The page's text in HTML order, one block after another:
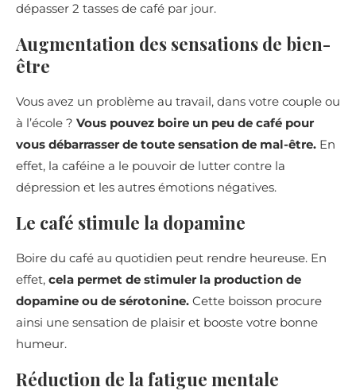
dépasser 2 tasses de café par jour.
Augmentation des sensations de bien-
être
Vous avez un problème au travail, dans votre couple ou
à l’école ? Vous pouvez boire un peu de café pour
vous débarrasser de toute sensation de mal-être. En
effet, la caféine a le pouvoir de lutter contre la
dépression et les autres émotions négatives.
Le café stimule la dopamine
Boire du café au quotidien peut rendre heureuse. En
effet, cela permet de stimuler la production de
dopamine ou de sérotonine. Cette boisson procure
ainsi une sensation de plaisir et booste votre bonne
humeur.
Réduction de la fatigue mentale